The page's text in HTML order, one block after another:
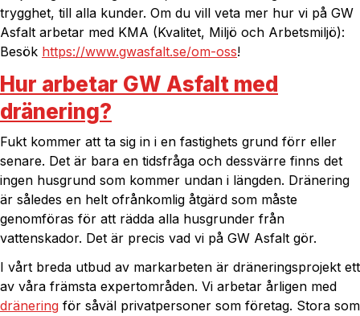
trygghet, till alla kunder. Om du vill veta mer hur vi på GW
Asfalt arbetar med KMA (Kvalitet, Miljö och Arbetsmiljö):
Besök https://www.gwasfalt.se/om-oss!
Hur arbetar GW Asfalt med
dränering?
Fukt kommer att ta sig in i en fastighets grund förr eller
senare. Det är bara en tidsfråga och dessvärre finns det
ingen husgrund som kommer undan i längden. Dränering
är således en helt ofrånkomlig åtgärd som måste
genomföras för att rädda alla husgrunder från
vattenskador. Det är precis vad vi på GW Asfalt gör.
I vårt breda utbud av markarbeten är dräneringsprojekt ett
av våra främsta expertområden. Vi arbetar årligen med
dränering för såväl privatpersoner som företag. Stora som